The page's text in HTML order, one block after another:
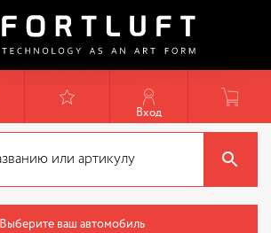
Вход
Выберите ваш автомобиль